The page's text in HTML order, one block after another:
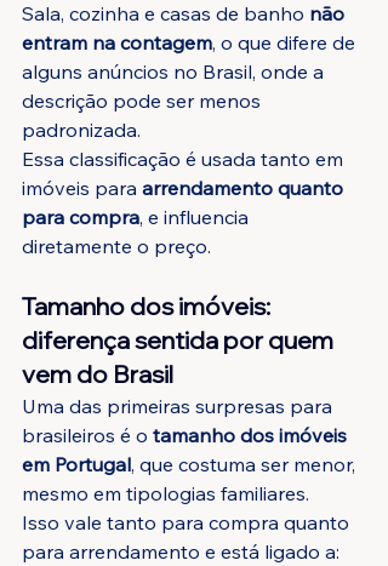
Sala, cozinha e casas de banho não
entram na contagem, o que difere de
alguns anúncios no Brasil, onde a
descrição pode ser menos
padronizada.
Essa classificação é usada tanto em
imóveis para arrendamento quanto
para compra, e influencia
diretamente o preço.
Tamanho dos imóveis:
diferença sentida por quem
vem do Brasil
Uma das primeiras surpresas para
brasileiros é o tamanho dos imóveis
em Portugal, que costuma ser menor,
mesmo em tipologias familiares.
Isso vale tanto para compra quanto
para arrendamento e está ligado a: